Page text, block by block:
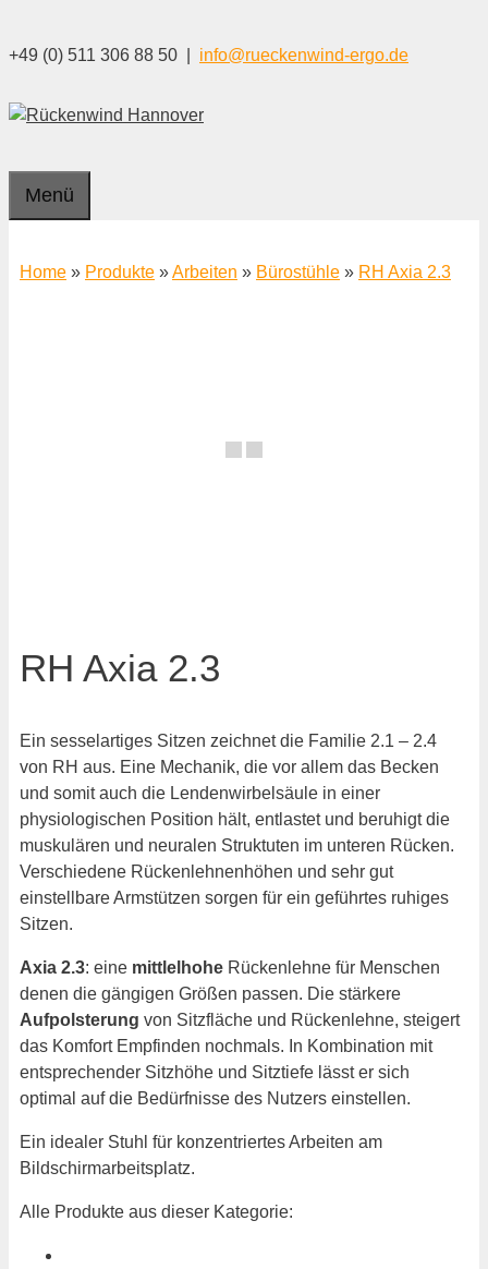
Inhalt
+49 (0) 511 306 88 50 | info@rueckenwind-ergo.de
Menü
Home » Produkte »Arbeiten » Bürostühle » RH Axia 2.3
RH Axia 2.3
Ein sesselartiges Sitzen zeichnet die Familie 2.1 – 2.4
von RH aus. Eine Mechanik, die vor allem das Becken
und somit auch die Lendenwirbelsäule in einer
physiologischen Position hält, entlastet und beruhigt die
muskulären und neuralen Struktuten im unteren Rücken.
Verschiedene Rückenlehnenhöhen und sehr gut
einstellbare Armstützen sorgen für ein geführtes ruhiges
Sitzen.
Axia 2.3: eine mittlelhohe Rückenlehne für Menschen
denen die gängigen Größen passen. Die stärkere
Aufpolsterung von Sitzfläche und Rückenlehne, steigert
das Komfort Empfinden nochmals. In Kombination mit
entsprechender Sitzhöhe und Sitztiefe lässt er sich
optimal auf die Bedürfnisse des Nutzers einstellen.
Ein idealer Stuhl für konzentriertes Arbeiten am
Bildschirmarbeitsplatz.
Alle Produkte aus dieser Kategorie: